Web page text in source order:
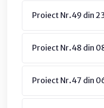
Proiect Nr.49 din
Proiect Nr.48 din
Proiect Nr.47 din